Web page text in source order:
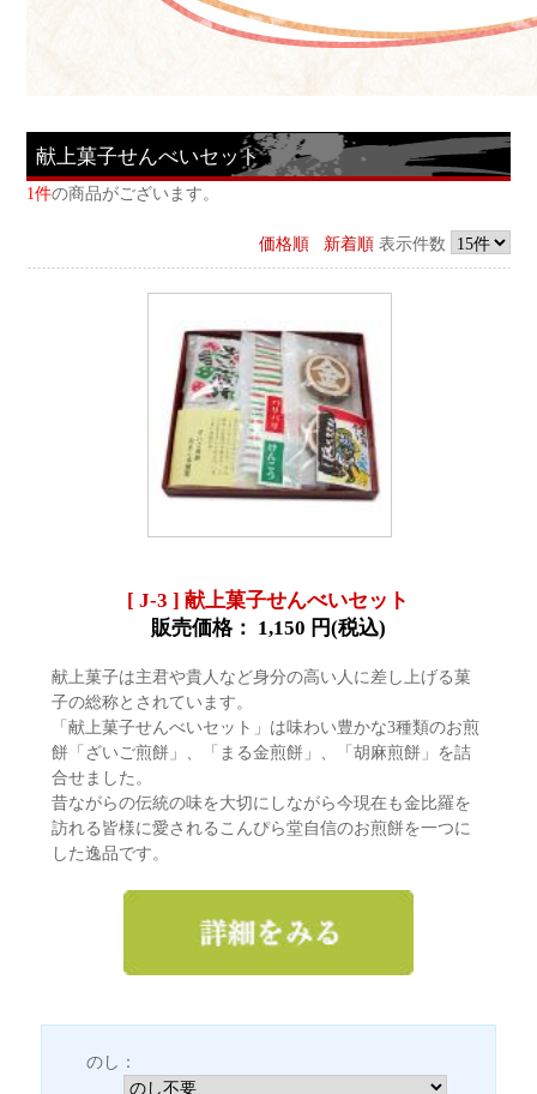
献上菓子せんべいセット
1件の商品がございます。
価格順 新着順表示件数
[ J-3 ] 献上菓子せんべいセット
販売価格： 1,150 円(税込)
献上菓子は主君や貴人など身分の高い人に差し上げる菓
子の総称とされています。
「献上菓子せんべいセット」は味わい豊かな3種類のお煎
餅「ざいご煎餅」、「まる金煎餅」、「胡麻煎餅」を詰
合せました。
昔ながらの伝統の味を大切にしながら今現在も金比羅を
訪れる皆様に愛されるこんぴら堂自信のお煎餅を一つに
した逸品です。
のし：